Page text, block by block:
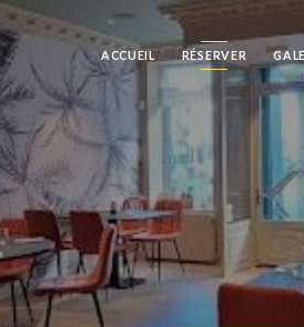
ACCUEIL RÉSERVER